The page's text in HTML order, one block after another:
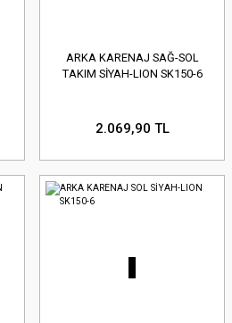
ARKA KARENAJ SAĞ-SOL
TAKIM SİYAH-LION SK150-6
2.069,90 TL